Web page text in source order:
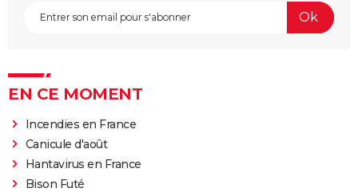
EN CE MOMENT
Incendies en France
Canicule d'août
Hantavirus en France
Bison Futé